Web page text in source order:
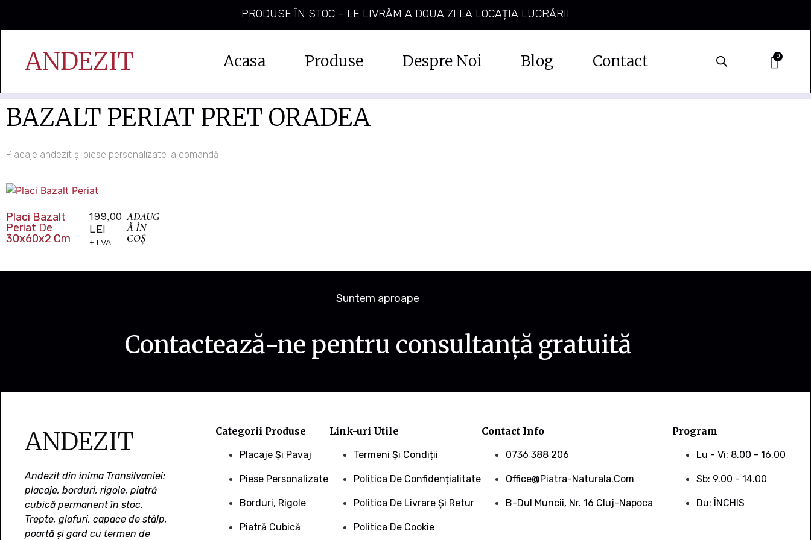
PRODUSE ÎN STOC – LE LIVRĂM A DOUA ZI LA LOCAȚIA LUCRĂRII
ANDEZIT Acasa Produse Despre Noi Blog Contact 0
BAZALT PERIAT PRET ORADEA
Placaje andezit și piese personalizate la comandă
Placi Bazalt
Periat De
30x60x2 Cm
199,00
LEI
+TVA
ADAUG
Ă ÎN
COȘ
Suntem aproape
Contactează-ne pentru consultanță gratuită
ANDEZIT
Andezit din inima Transilvaniei:
placaje, borduri, rigole, piatră
cubică permanent în stoc.
Trepte, glafuri, capace de stâlp,
poartă și gard cu termen de
Categorii Produse
Placaje Și Pavaj
Piese Personalizate
Borduri, Rigole
Piatră Cubică
Link-uri Utile
Termeni Și Condiții
Politica De Confidențialitate
Politica De Livrare Și Retur
Politica De Cookie
Contact Info
0736 388 206
Office@piatra-Naturala.com
B-Dul Muncii, Nr. 16 Cluj-Napoca
Program
Lu - Vi: 8.00 - 16.00
Sb: 9.00 - 14.00
Du: ÎNCHIS